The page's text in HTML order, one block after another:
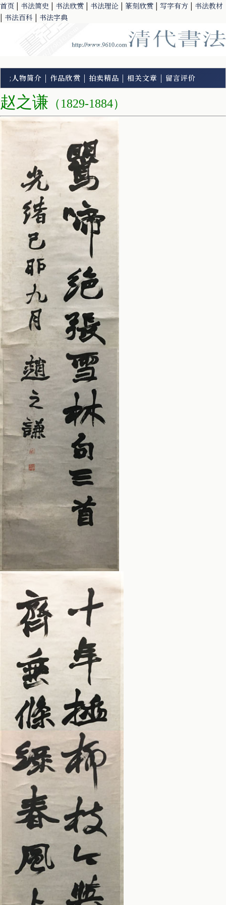
首页 | 书法简史 | 书法欣赏 | 书法理论 | 篆刻欣赏 | 写字有方 | 书法教材
| 书法百科 | 书法字典
; 人物简介 | 作品欣赏 | 拍卖精品 | 相关文章 | 留言评价
赵之谦 （1829-1884）